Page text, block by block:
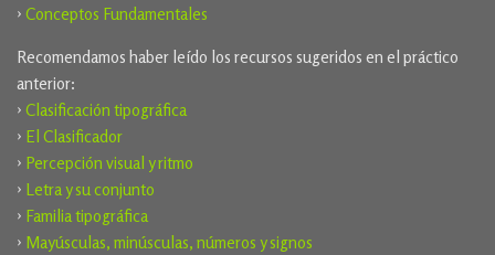
› Conceptos Fundamentales
Recomendamos haber leído los recursos sugeridos en el práctico
anterior:
› Clasificación tipográfica
› El Clasificador
› Percepción visual y ritmo
› Letra y su conjunto
› Familia tipográfica
› Mayúsculas, minúsculas, números y signos